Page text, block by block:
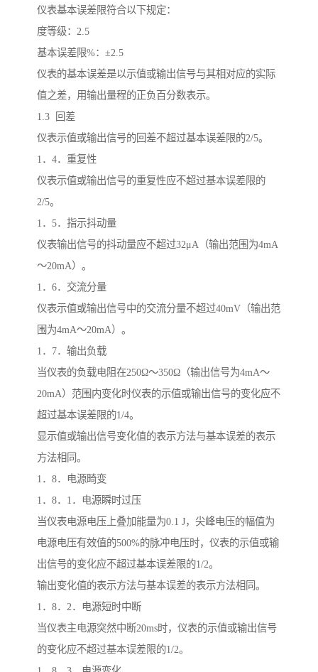
仪表基本误差限符合以下规定：
度等级：2.5
基本误差限%：±2.5
仪表的基本误差是以示值或输出信号与其相对应的实际
值之差，用输出量程的正负百分数表示。
1.3 回差
仪表示值或输出信号的回差不超过基本误差限的2/5。
1．4．重复性
仪表示值或输出信号的重复性应不超过基本误差限的
2/5。
1．5．指示抖动量
仪表输出信号的抖动量应不超过32μA（输出范围为4mA
～20mA）。
1．6．交流分量
仪表示值或输出信号中的交流分量不超过40mV（输出范
围为4mA～20mA）。
1．7．输出负载
当仪表的负载电阻在250Ω～350Ω（输出信号为4mA～
20mA）范围内变化时仪表的示值或输出信号的变化应不
超过基本误差限的1/4。
显示值或输出信号变化值的表示方法与基本误差的表示
方法相同。
1．8．电源畸变
1．8．1．电源瞬时过压
当仪表电源电压上叠加能量为0.1 J，尖峰电压的幅值为
电源电压有效值的500%的脉冲电压时，仪表的示值或输
出信号的变化应不超过基本误差限的1/2。
输出变化值的表示方法与基本误差的表示方法相同。
1．8．2．电源短时中断
当仪表主电源突然中断20ms时，仪表的示值或输出信号
的变化应不超过基本误差限的1/2。